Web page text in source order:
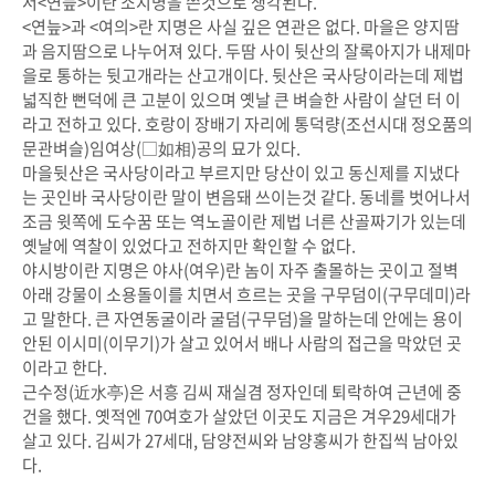
<연늪>과 <여의>란 지명은 사실 깊은 연관은 없다. 마을은 양지땀
과 음지땀으로 나누어져 있다. 두땀 사이 뒷산의 잘록아지가 내제마
을로 통하는 뒷고개라는 산고개이다. 뒷산은 국사당이라는데 제법
넓직한 뻔덕에 큰 고분이 있으며 옛날 큰 벼슬한 사람이 살던 터 이
라고 전하고 있다. 호랑이 장배기 자리에 통덕량(조선시대 정오품의
문관벼슬)임여상(□如相)공의 묘가 있다.
마을뒷산은 국사당이라고 부르지만 당산이 있고 동신제를 지냈다
는 곳인바 국사당이란 말이 변음돼 쓰이는것 같다. 동네를 벗어나서
조금 윗쪽에 도수꿈 또는 역노골이란 제법 너른 산골짜기가 있는데
옛날에 역찰이 있었다고 전하지만 확인할 수 없다.
야시방이란 지명은 야사(여우)란 놈이 자주 출몰하는 곳이고 절벽
아래 강물이 소용돌이를 치면서 흐르는 곳을 구무덤이(구무데미)라
고 말한다. 큰 자연동굴이라 굴덤(구무덤)을 말하는데 안에는 용이
안된 이시미(이무기)가 살고 있어서 배나 사람의 접근을 막았던 곳
이라고 한다.
근수정(近水亭)은 서흥 김씨 재실겸 정자인데 퇴락하여 근년에 중
건을 했다. 옛적엔 70여호가 살았던 이곳도 지금은 겨우29세대가
살고 있다. 김씨가 27세대, 담양전씨와 남양홍씨가 한집씩 남아있
다.